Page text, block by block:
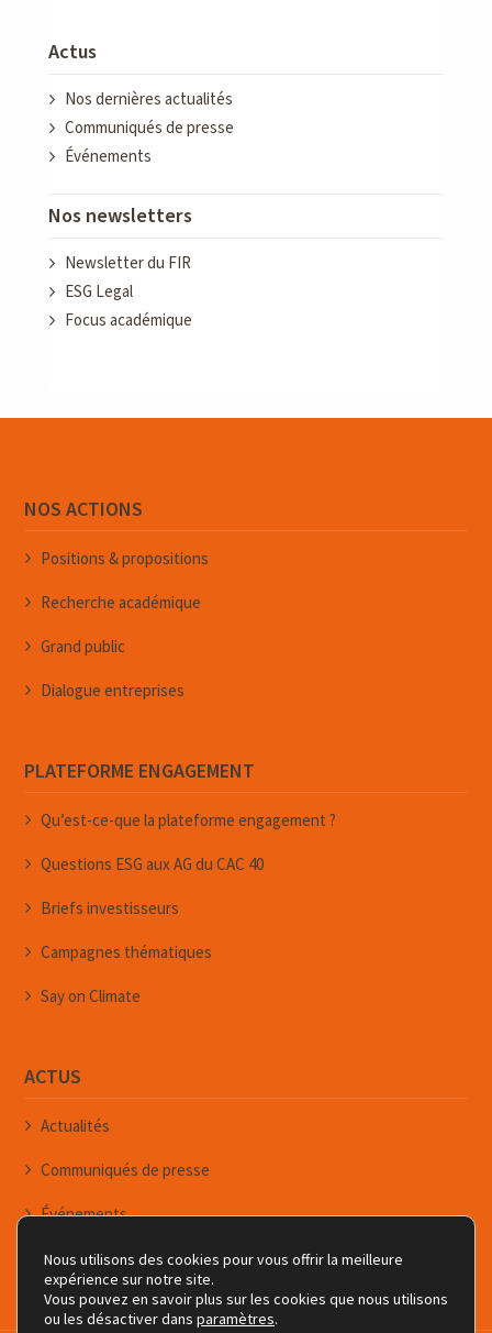
Actus
Nos dernières actualités
Communiqués de presse
Événements
Nos newsletters
Newsletter du FIR
ESG Legal
Focus académique
NOS ACTIONS
Positions & propositions
Recherche académique
Grand public
Dialogue entreprises
PLATEFORME ENGAGEMENT
Qu’est-ce-que la plateforme engagement ?
Questions ESG aux AG du CAC 40
Briefs investisseurs
Campagnes thématiques
Say on Climate
ACTUS
Actualités
Communiqués de presse
Événements
Newsletters
Nous utilisons des cookies pour vous offrir la meilleure
expérience sur notre site.
Vous pouvez en savoir plus sur les cookies que nous utilisons
ou les désactiver dans paramètres.